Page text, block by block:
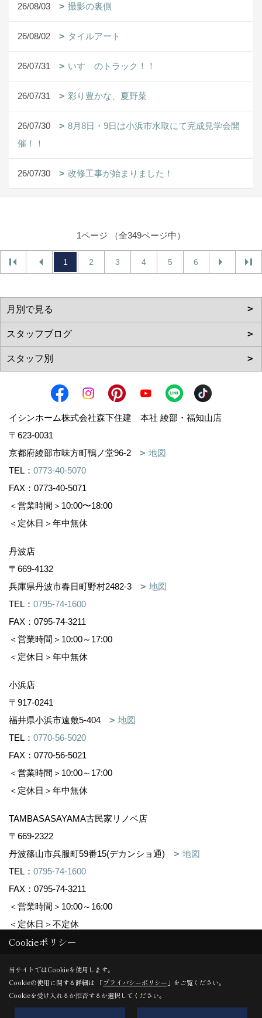
26/08/03 撮影の裏側
26/08/02 タイルアート
26/07/31 いすゞのトラック！！
26/07/31 彩り豊かな、夏野菜
26/07/30
8月8日・9日は小浜市水取にて完成見学会開
催！！
26/07/30 改修工事が始まりました！
1ページ （全349ページ中）
1 2 3 4 5 6
イシンホーム株式会社森下住建 本社 綾部・福知山店
〒623-0031
京都府綾部市味方町鴨ノ堂96-2
地図
TEL： 0773-40-5070
FAX：0773-40-5071
＜営業時間＞10:00〜18:00
＜定休日＞年中無休
丹波店
〒669-4132
兵庫県丹波市春日町野村2482-3
地図
TEL： 0795-74-1600
FAX：0795-74-3211
＜営業時間＞10:00～17:00
＜定休日＞年中無休
小浜店
〒917-0241
福井県小浜市遠敷5-404
地図
TEL： 0770-56-5020
FAX：0770-56-5021
＜営業時間＞10:00～17:00
＜定休日＞年中無休
TAMBASASAYAMA古民家リノベ店
〒669-2322
丹波篠山市呉服町59番15(デカンショ通)
地図
TEL： 0795-74-1600
FAX：0795-74-3211
＜営業時間＞10:00～16:00
＜定休日＞不定休
Copyright (c) 株式会社森下住建. All Rights Reserved.
Produced byゴデスクリエイト
Cookieポリシー
当サイトではCookieを使用します。
Cookieの使用に関する詳細は 「プライバシーポリシー 」をご覧ください。
Cookieを受け入れるか拒否するか選択してください。